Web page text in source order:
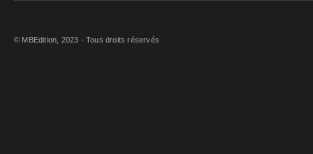
© MBEdition, 2023 - Tous droits réservés